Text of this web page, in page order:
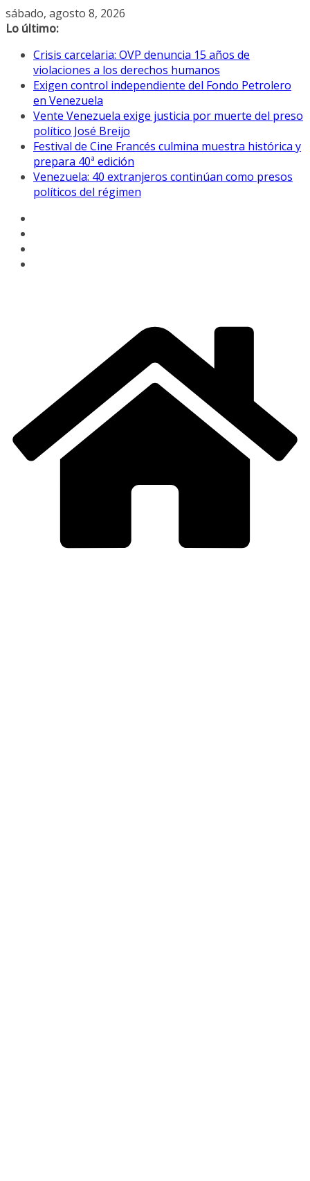
Saltar
al
sábado, agosto 8, 2026
Lo último:
Crisis carcelaria: OVP denuncia 15 años de
violaciones a los derechos humanos
Exigen control independiente del Fondo Petrolero
en Venezuela
Vente Venezuela exige justicia por muerte del preso
político José Breijo
Festival de Cine Francés culmina muestra histórica y
prepara 40ª edición
Venezuela: 40 extranjeros continúan como presos
políticos del régimen